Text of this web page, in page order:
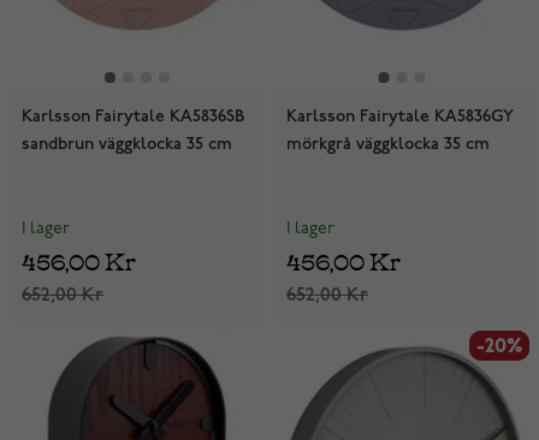
Karlsson Fairytale KA5836SB
sandbrun väggklocka 35 cm
I lager
652,00 Kr
456,00 Kr
Karlsson Fairytale KA5836GY
mörkgrå väggklocka 35 cm
I lager
652,00 Kr
456,00 Kr
-20%
-20%